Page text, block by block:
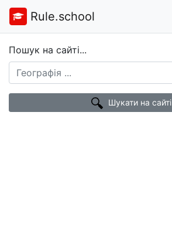
Rule.school
Пошук на сайті...
Шукати на сайті